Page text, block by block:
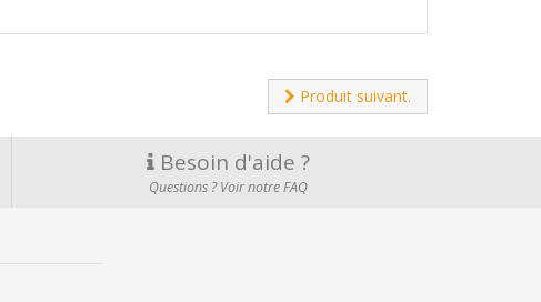
Produit suivant.
Besoin d'aide ?
Questions ? Voir notre FAQ